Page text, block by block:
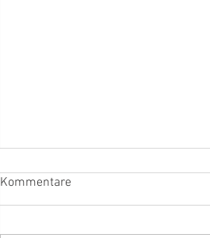
Kommentare